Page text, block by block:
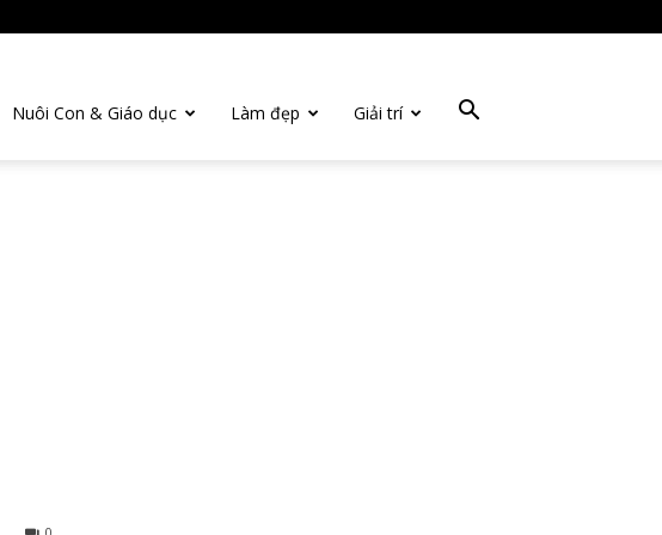
Nuôi Con & Giáo dục Làm đẹp Giải trí